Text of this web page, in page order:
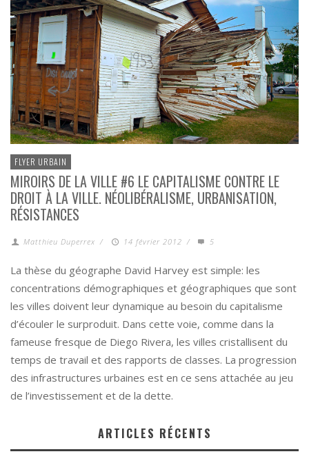
FLYER URBAIN
MIROIRS DE LA VILLE #6 LE CAPITALISME CONTRE LE
DROIT À LA VILLE. NÉOLIBÉRALISME, URBANISATION,
RÉSISTANCES
Matthieu Duperrex / 14 février 2012 / 5
La thèse du géographe David Harvey est simple: les
concentrations démographiques et géographiques que sont
les villes doivent leur dynamique au besoin du capitalisme
d’écouler le surproduit. Dans cette voie, comme dans la
fameuse fresque de Diego Rivera, les villes cristallisent du
temps de travail et des rapports de classes. La progression
des infrastructures urbaines est en ce sens attachée au jeu
de l’investissement et de la dette.
ARTICLES RÉCENTS